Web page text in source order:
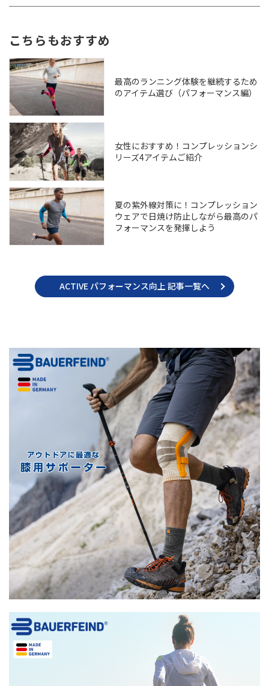
こちらもおすすめ
最高のランニング体験を継続するため
のアイテム選び（パフォーマンス編）
女性におすすめ！コンプレッションシ
リーズ4アイテムご紹介
夏の紫外線対策に！コンプレッション
ウェアで日焼け防止しながら最高のパ
フォーマンスを発揮しよう
ACTIVE パフォーマンス向上 記事一覧へ